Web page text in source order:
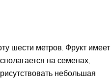
шести метров. Фрукт имеет
на семенах,
небольшая